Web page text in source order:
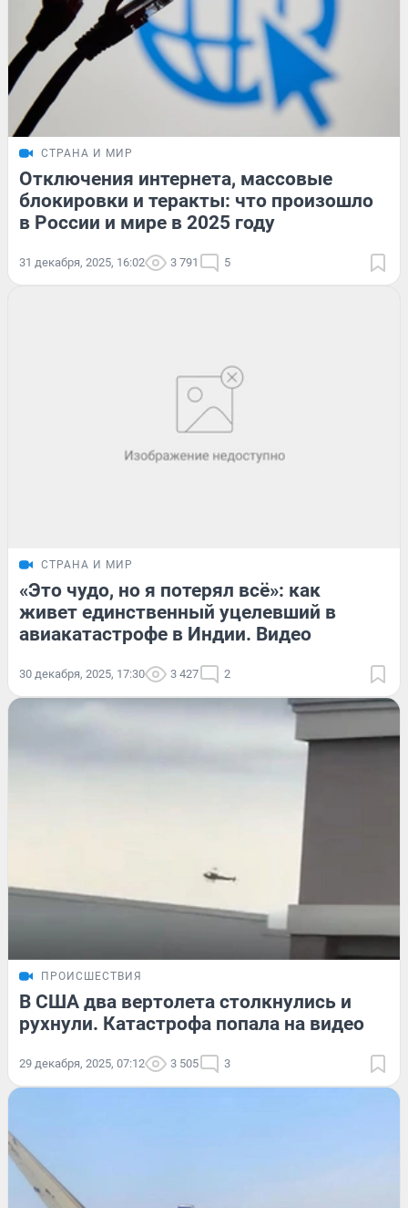
СТРАНА И МИР
Отключения интернета, массовые
блокировки и теракты: что произошло
в России и мире в 2025 году
31 декабря, 2025, 16:02 3 791 5
СТРАНА И МИР
«Это чудо, но я потерял всё»: как
живет единственный уцелевший в
авиакатастрофе в Индии. Видео
30 декабря, 2025, 17:30 3 427 2
ПРОИСШЕСТВИЯ
В США два вертолета столкнулись и
рухнули. Катастрофа попала на видео
29 декабря, 2025, 07:12 3 505 3